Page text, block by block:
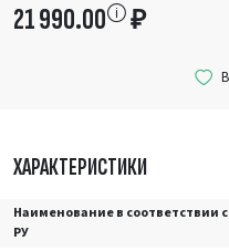
ХАРАКТЕРИСТИКИ
Наименование в соответствии с
РУ
21 990.00 ₽